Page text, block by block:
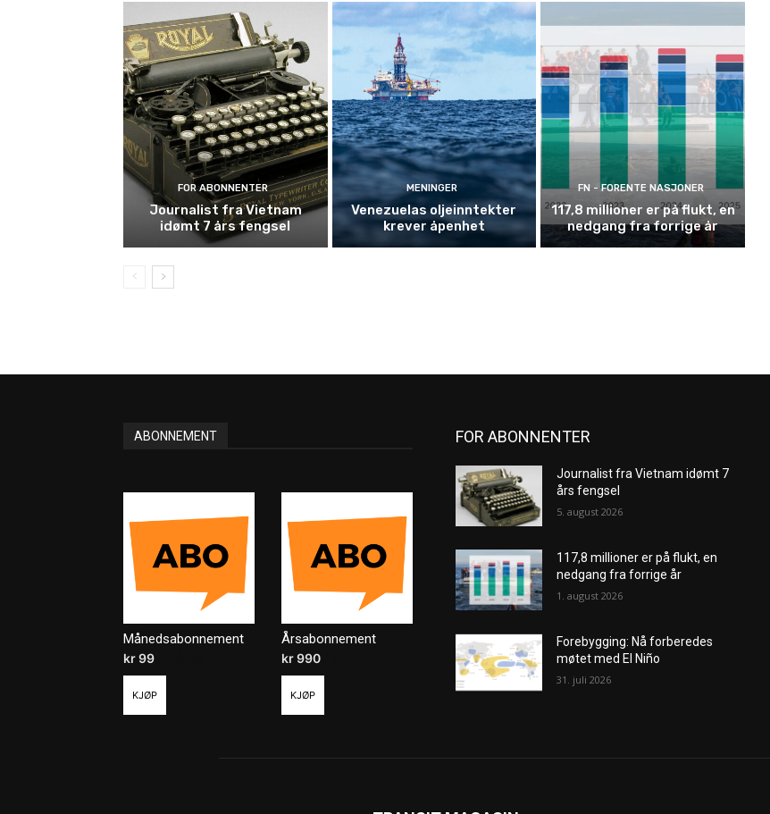
FOR ABONNENTER
Journalist fra Vietnam
idømt 7 års fengsel
MENINGER
Venezuelas oljeinntekter
krever åpenhet
FN - FORENTE NASJONER
117,8 millioner er på flukt, en
nedgang fra forrige år
ABONNEMENT
Månedsabonnement
kr99
KJØP
Årsabonnement
kr990
KJØP
FOR ABONNENTER
Journalist fra Vietnam idømt 7
års fengsel
5. august 2026
117,8 millioner er på flukt, en
nedgang fra forrige år
1. august 2026
Forebygging: Nå forberedes
møtet med El Niño
31. juli 2026